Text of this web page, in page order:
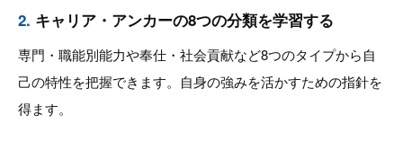
2. キャリア・アンカーの8つの分類を学習する
専門・職能別能力や奉仕・社会貢献など8つのタイプから自
己の特性を把握できます。自身の強みを活かすための指針を
得ます。